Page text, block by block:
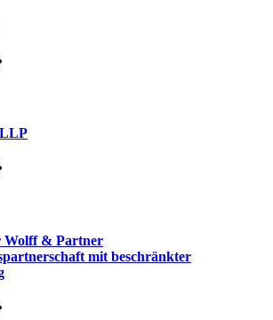
Wolff & Partner
mit beschränkter